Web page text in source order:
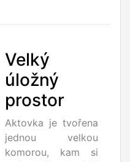
Velký
úložný
prostor
Aktovka je tvořena
jednou velkou
komorou, kam si